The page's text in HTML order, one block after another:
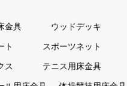
金具 ウッドデッキ
ト スポーツネット
ス テニス用床金具